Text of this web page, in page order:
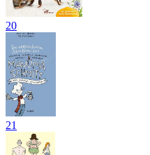
20
21